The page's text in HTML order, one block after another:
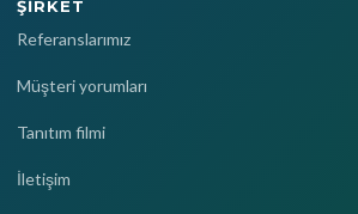
ŞIRKET
Referanslarımız
Müşteri yorumları
Tanıtım filmi
İletişim